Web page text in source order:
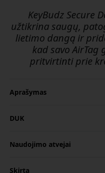
KeyBudz Secure
užtikrina saugų,
lietimo dangą ir
kad savo
pritvirtinti prie
Aprašymas
DUK
Naudojimo atvejai
Skirta